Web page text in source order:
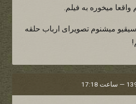
واقعا میخوره به فیلم.
میشنوم تصویرای ارباب حلقه